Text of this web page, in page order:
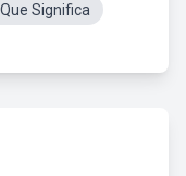
Significa